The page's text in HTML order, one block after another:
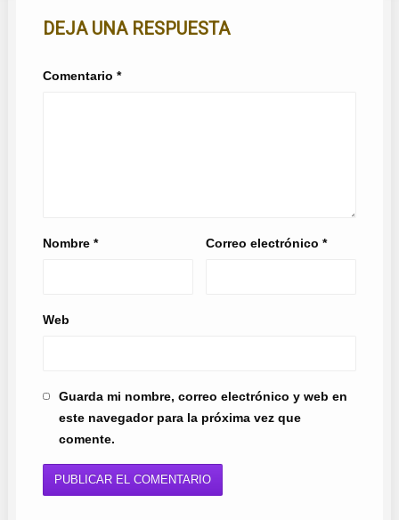
DEJA UNA RESPUESTA
Comentario *
Nombre * Correo electrónico*
Web
Guarda mi nombre, correo electrónico y web en
este navegador para la próxima vez que
comente.